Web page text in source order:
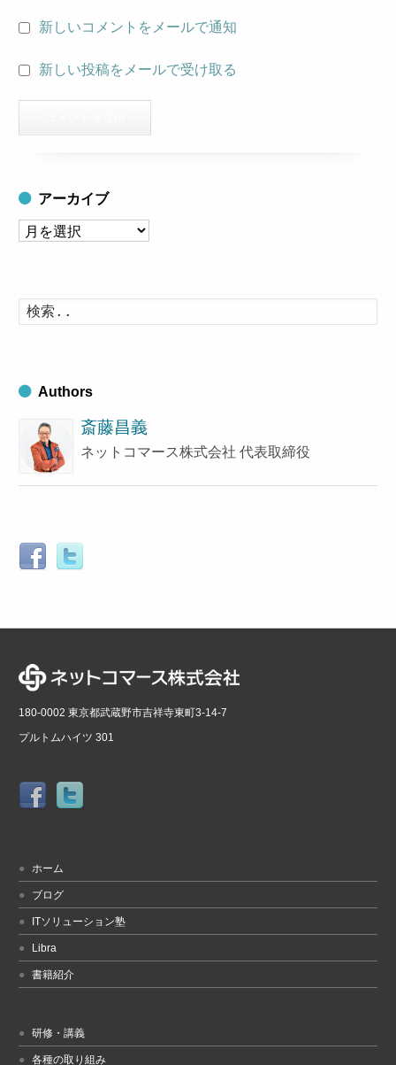
新しいコメントをメールで通知
新しい投稿をメールで受け取る
アーカイブ
ア
イ
ブ
索
Authors
斎藤昌義
ネットコマース株式会社 代表取締役
180-0002 東京都武蔵野市吉祥寺東町3-14-7
プルトムハイツ 301
ホーム
ブログ
ITソリューション塾
Libra
書籍紹介
研修・講義
各種の取り組み